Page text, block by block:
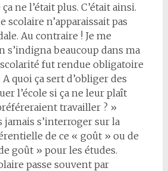
ne l’était plus. C’était ainsi.
scolaire n’apparaissait pas
Au contraire ! Je me
s’indigna beaucoup dans ma
fut rendue obligatoire
A quoi ça sert d’obliger des
l’école si ça ne leur plaît
travailler ? »
jamais s’interroger sur la
de ce « goût » ou de
goût » pour les études.
passe souvent par